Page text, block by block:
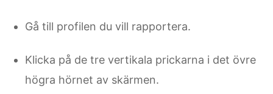
Gå till profilen du vill rapportera.
Klicka på de tre vertikala prickarna i det övre
högra hörnet av skärmen.